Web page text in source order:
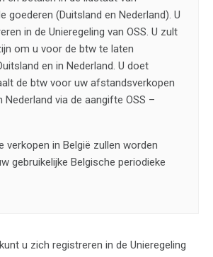
goederen (Duitsland en Nederland). U
in de Unieregeling van OSS. U zult
om u voor de btw te laten
en in Nederland. U doet
de btw voor uw afstandsverkopen
Nederland via de aangifte OSS –
verkopen in België zullen worden
gebruikelijke Belgische periodieke
u zich registreren in de Unieregeling